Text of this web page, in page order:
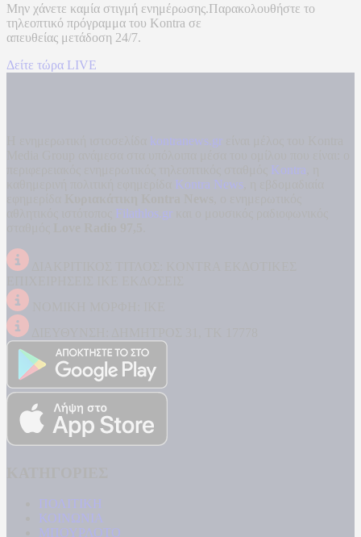
Μην χάνετε καμία στιγμή ενημέρωσης.Παρακολουθήστε το
τηλεοπτικό πρόγραμμα του Kontra σε
απευθείας μετάδοση 24/7.
Δείτε τώρα LIVE
kontranews.gr
Kontra
Kontra News
Filathlos.gr
ΠΟΛΙΤΙΚΗ
ΚΟΙΝΩΝΙΑ
ΜΠΟΥΡΛΟΤΟ